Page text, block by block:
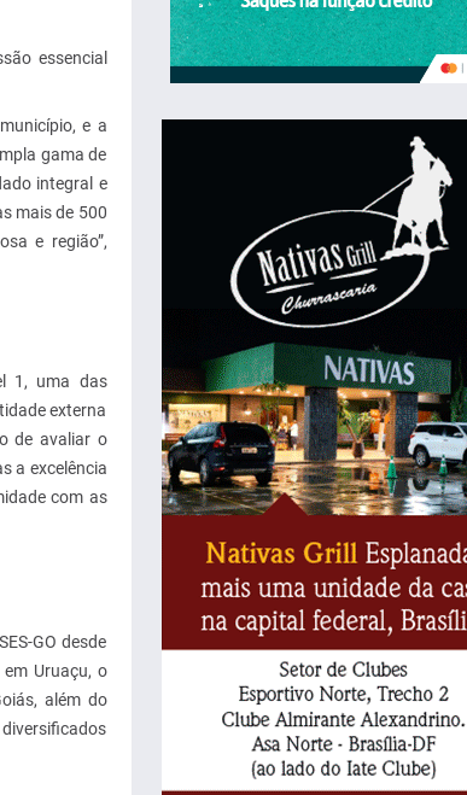
essencial
e a
gama de
integral e
mais de 500
e região”,
1, uma das
externa
de avaliar o
a excelência
com as
GO desde
Uruaçu, o
além do